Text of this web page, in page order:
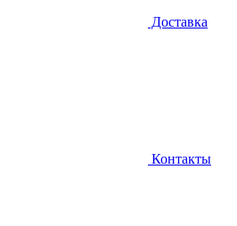
Доставка
Контакты